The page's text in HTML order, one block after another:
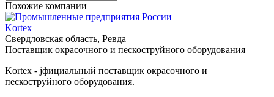
Похожие компании
Kortex
Свердловская область, Ревда
Поставщик окрасочного и пескоструйного оборудования
Kortex - jфициальный поставщик окрасочного и
пескоструйного оборудования.